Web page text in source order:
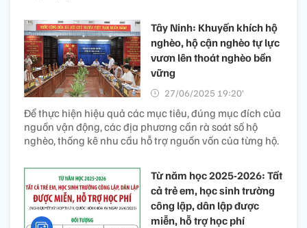
Tây Ninh: Khuyến khích hộ
nghèo, hộ cận nghèo tự lực
vươn lên thoát nghèo bền
vững
27/06/2025 19:20’
Để thực hiện hiệu quả các mục tiêu, đúng mục đích của
nguồn vận động, các địa phương cần rà soát số hộ
nghèo, thống kê nhu cầu hỗ trợ nguồn vốn của từng hộ.
Từ năm học 2025-2026: Tất
cả trẻ em, học sinh trường
công lập, dân lập được
miễn, hỗ trợ học phí